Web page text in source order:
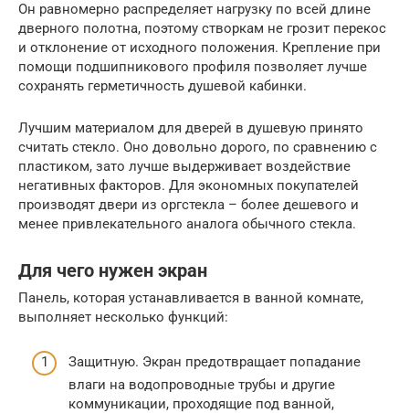
Он равномерно распределяет нагрузку по всей длине
дверного полотна, поэтому створкам не грозит перекос
и отклонение от исходного положения. Крепление при
помощи подшипникового профиля позволяет лучше
сохранять герметичность душевой кабинки.
Лучшим материалом для дверей в душевую принято
считать стекло. Оно довольно дорого, по сравнению с
пластиком, зато лучше выдерживает воздействие
негативных факторов. Для экономных покупателей
производят двери из оргстекла – более дешевого и
менее привлекательного аналога обычного стекла.
Для чего нужен экран
Панель, которая устанавливается в ванной комнате,
выполняет несколько функций:
Защитную. Экран предотвращает попадание
влаги на водопроводные трубы и другие
коммуникации, проходящие под ванной,